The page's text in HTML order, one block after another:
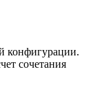
конфигурации.
сочетания